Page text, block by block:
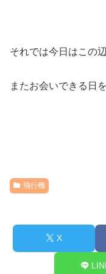
それでは今日はこの
またお会いできる日
飛行機
X